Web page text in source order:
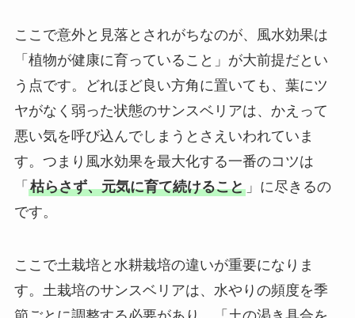
ここで意外と見落とされがちなのが、風水効果は
「植物が健康に育っていること」が大前提だとい
う点です。どれほど良い方角に置いても、葉にツ
ヤがなく弱った状態のサンスベリアは、かえって
悪い気を呼び込んでしまうとさえいわれていま
す。つまり風水効果を最大化する一番のコツは
「 枯らさず、元気に育て続けること」に尽きるの
です。
ここで土栽培と水耕栽培の違いが重要になりま
す。土栽培のサンスベリアは、水やりの頻度を季